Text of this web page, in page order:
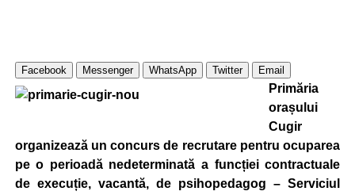
Facebook Messenger WhatsApp Twitter Email
Primăria
orașului
Cugir
organizează un concurs de recrutare pentru ocuparea
pe o perioadă nedeterminată a funcției contractuale
de execuție, vacantă, de psihopedagog – Serviciul